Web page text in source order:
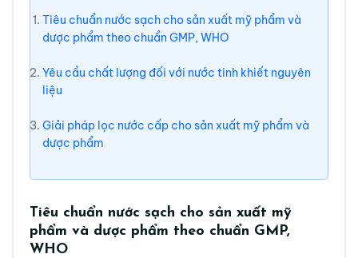
Tiêu chuẩn nước sạch cho sản xuất mỹ phẩm và
dược phẩm theo chuẩn GMP, WHO
Yêu cầu chất lượng đối với nước tinh khiết nguyên
liệu
Giải pháp lọc nước cấp cho sản xuất mỹ phẩm và
dược phẩm
Tiêu chuẩn nước sạch cho sản xuất mỹ
phẩm và dược phẩm theo chuẩn GMP,
WHO